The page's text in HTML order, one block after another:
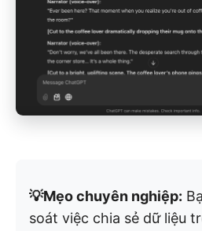
💡Mẹo chuyên nghiệp:
soát việc chia sẻ dữ liệu